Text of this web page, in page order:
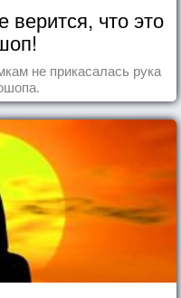
верится, что это
не прикасалась рука